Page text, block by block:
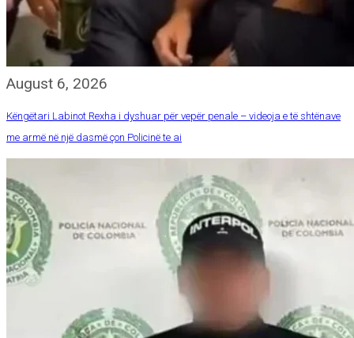
August 6, 2026
Këngëtari Labinot Rexha i dyshuar për vepër penale – videoja e të shtënave
me armë në një dasmë çon Policinë te ai